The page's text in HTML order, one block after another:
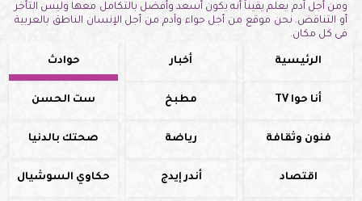
ومن أجل آدم يعلم يقيناً أنه يكون أسعد وأفضل بالتكامل معها وليس التأخر
أو التناقض. نحن موقع من أجل حواء وآدم من أجل الإنسان الناطق بالعربية
فى كل مكان.
الرئيسية أخبار حوادث
أنا حوا TV مطبخ ست الحسن
فنون وثقافة رياضة صحتك بالدنيا
اقتصاد أندر إيدج حكاوي السوشيال